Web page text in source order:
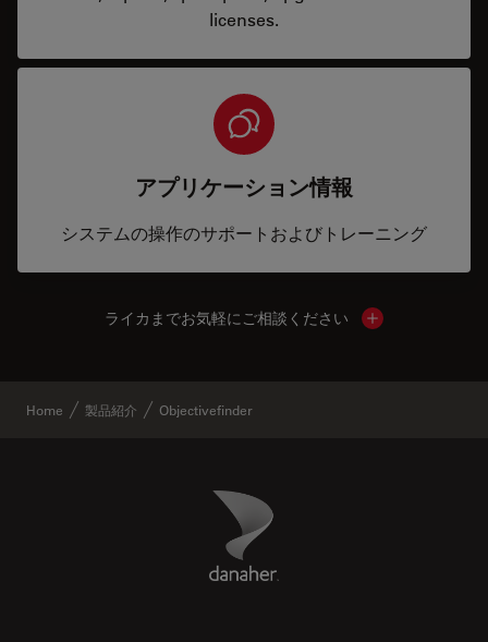
licenses.
アプリケーション情報
システムの操作のサポートおよびトレーニング
ライカまでお気軽にご相談ください Show local
Home 製品紹介 Objectivefinder
Danaher Logo